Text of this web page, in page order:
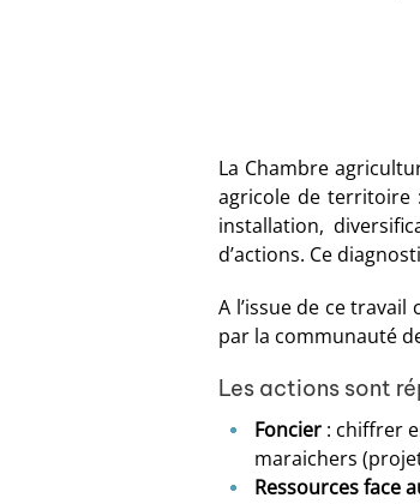
La Chambre
agricole de territoire
installation,
d’actions. Ce
A l’issue de ce
par la communauté
Les actions sont
Foncier : chiffrer
maraichers
Ressources face